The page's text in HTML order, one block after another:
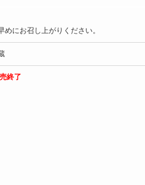
めにお召し上がりください。
終了